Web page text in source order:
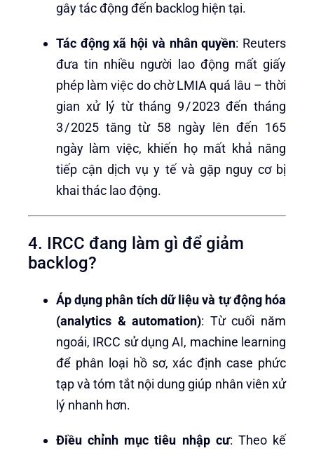
gây tác động đến backlog hiện tại.
Tác động xã hội và nhân quyền: Reuters
đưa tin nhiều người lao động mất giấy
phép làm việc do chờ LMIA quá lâu – thời
gian xử lý từ tháng 9 / 2023 đến tháng
3 / 2025 tăng từ 58 ngày lên đến 165
ngày làm việc, khiến họ mất khả năng
tiếp cận dịch vụ y tế và gặp nguy cơ bị
khai thác lao động.
4. IRCC đang làm gì để giảm
backlog?
Áp dụng phân tích dữ liệu và tự động hóa
(analytics & automation): Từ cuối năm
ngoái, IRCC sử dụng AI, machine learning
để phân loại hồ sơ, xác định case phức
tạp và tóm tắt nội dung giúp nhân viên xử
lý nhanh hơn.
Điều chỉnh mục tiêu nhập cư: Theo kế